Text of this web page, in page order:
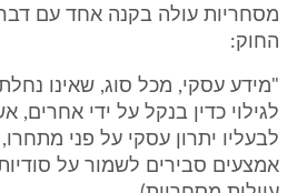
מסחריות עולה בקנה אחד עם
החוק:
"מידע עסקי, מכל סוג, שאינו נחלת
לגילוי כדין בנקל על ידי אחרים,
לבעליו יתרון עסקי על פני